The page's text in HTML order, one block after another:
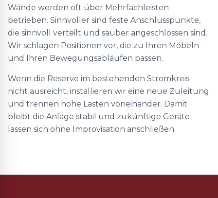
Wände werden oft über Mehrfachleisten
betrieben. Sinnvoller sind feste Anschlusspunkte,
die sinnvoll verteilt und sauber angeschlossen sind.
Wir schlagen Positionen vor, die zu Ihren Möbeln
und Ihren Bewegungsabläufen passen.
Wenn die Reserve im bestehenden Stromkreis
nicht ausreicht, installieren wir eine neue Zuleitung
und trennen hohe Lasten voneinander. Damit
bleibt die Anlage stabil und zukünftige Geräte
lassen sich ohne Improvisation anschließen.